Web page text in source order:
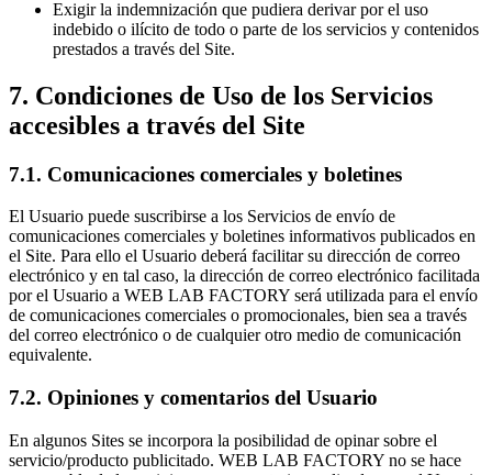
Exigir la indemnización que pudiera derivar por el uso
indebido o ilícito de todo o parte de los servicios y contenidos
prestados a través del Site.
7. Condiciones de Uso de los Servicios
accesibles a través del Site
7.1. Comunicaciones comerciales y boletines
El Usuario puede suscribirse a los Servicios de envío de
comunicaciones comerciales y boletines informativos publicados en
el Site. Para ello el Usuario deberá facilitar su dirección de correo
electrónico y en tal caso, la dirección de correo electrónico facilitada
por el Usuario a WEB LAB FACTORY será utilizada para el envío
de comunicaciones comerciales o promocionales, bien sea a través
del correo electrónico o de cualquier otro medio de comunicación
equivalente.
7.2. Opiniones y comentarios del Usuario
En algunos Sites se incorpora la posibilidad de opinar sobre el
servicio/producto publicitado. WEB LAB FACTORY no se hace